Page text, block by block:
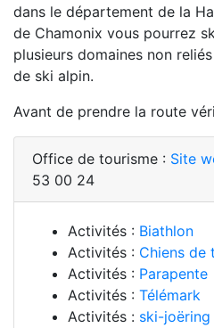
dans le département de la
de Chamonix vous pourrez
plusieurs domaines non
de ski alpin.
Avant de prendre la route
Office de tourisme : Site
53 00 24
Activités : Biathlon
Activités : Chiens de
Activités : Parapente
Activités : Télémark
Activités : ski-joëring